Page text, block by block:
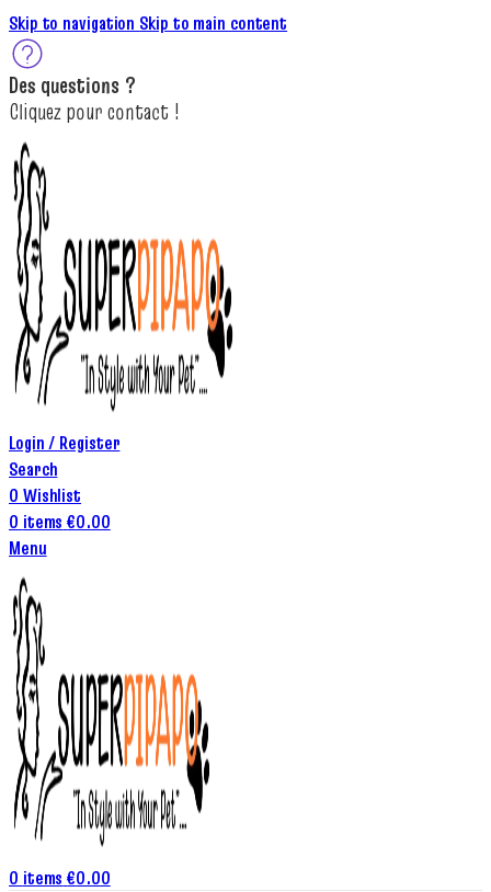
Skip to navigation Skip to main content
Des questions ?
Cliquez pourcontact !
Login / Register
Search
0 Wishlist
0 items €0.00
Menu
0 items €0.00